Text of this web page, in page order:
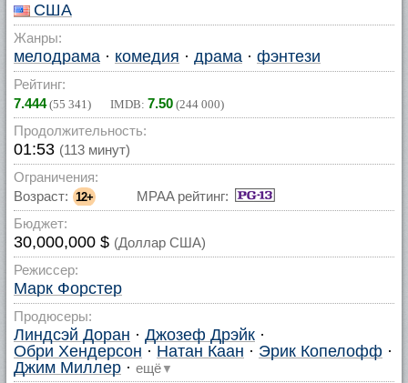
США
Жанры:
мелодрама · комедия · драма · фэнтези
Рейтинг:
7.444(55 341) IMDB: 7.50 (244 000)
Продолжительность:
01:53 (113 минут)
Ограничения:
Возраст: 12+
MPAA рейтинг:
Бюджет:
30,000,000 $ (Доллар США)
Режиссер:
Марк Форстер
Продюсеры:
Линдсэй Доран · Джозеф Дрэйк ·
Обри Хендерсон · Натан Каан · Эрик Копелофф ·
Джим Миллер · ещё ▼